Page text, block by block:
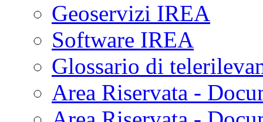
Geoservizi IREA
Software IREA
Glossario di
Area Riservata -